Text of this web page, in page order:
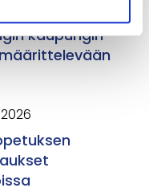
kaupungin